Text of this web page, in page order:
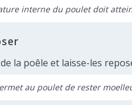
interne du poulet doit
la poêle et laisse-les
au poulet de rester